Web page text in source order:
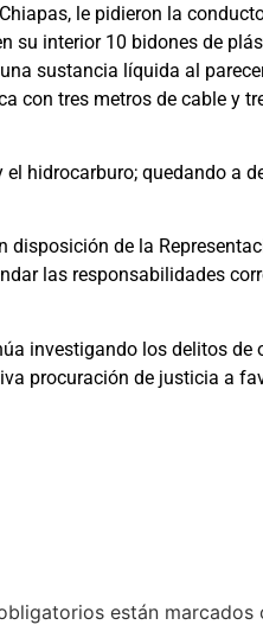
le pidieron la
su interior 10 bidones de
sustancia líquida al
con tres metros de cable y
hidrocarburo; quedando a
disposición de la
las responsabilidades
investigando los delitos de
procuración de justicia a
están marcados